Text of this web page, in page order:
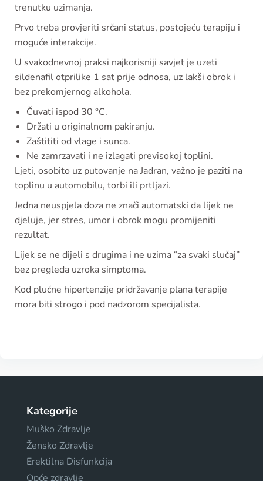
trenutku uzimanja.
Prvo treba provjeriti srčani status, postojeću terapiju i
moguće interakcije.
U svakodnevnoj praksi najkorisniji savjet je uzeti
sildenafil otprilike 1 sat prije odnosa, uz lakši obrok i
bez prekomjernog alkohola.
Čuvati ispod 30 °C.
Držati u originalnom pakiranju.
Zaštititi od vlage i sunca.
Ne zamrzavati i ne izlagati previsokoj toplini.
Ljeti, osobito uz putovanje na Jadran, važno je paziti na
toplinu u automobilu, torbi ili prtljazi.
Jedna neuspjela doza ne znači automatski da lijek ne
djeluje, jer stres, umor i obrok mogu promijeniti
rezultat.
Lijek se ne dijeli s drugima i ne uzima “za svaki slučaj”
bez pregleda uzroka simptoma.
Kod plućne hipertenzije pridržavanje plana terapije
mora biti strogo i pod nadzorom specijalista.
Kategorije
Muško Zdravlje
Žensko Zdravlje
Erektilna Disfunkcija
Opće zdravlje